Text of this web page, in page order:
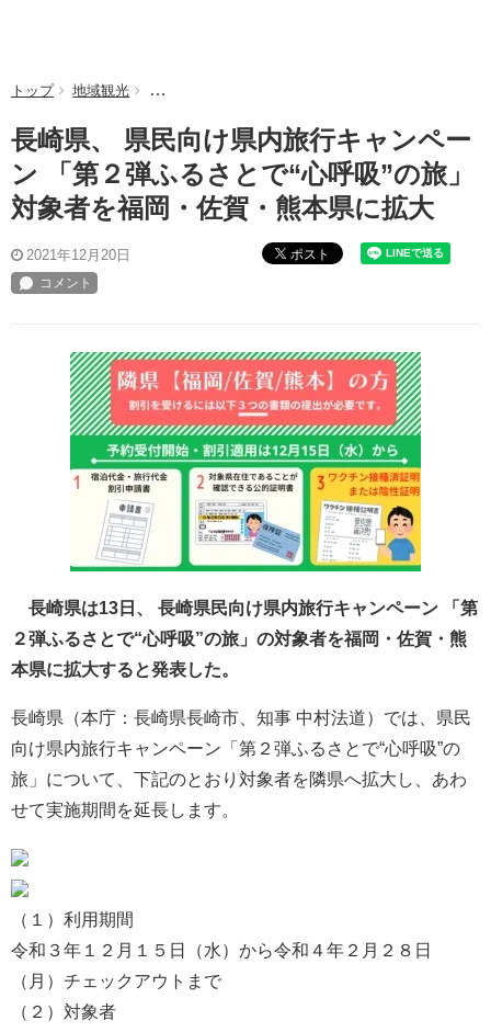
トップ 地域観光 長崎県、 県民向け県内旅行キャンペーン 「第２弾
長崎県、 県民向け県内旅行キャンペー
ン 「第２弾ふるさとで“心呼吸”の旅」
対象者を福岡・佐賀・熊本県に拡大
2021年12月20日 ポスト
長崎県は13日、 長崎県民向け県内旅行キャンペーン 「第
２弾ふるさとで“心呼吸”の旅」の対象者を福岡・佐賀・熊
本県に拡大すると発表した。
長崎県（本庁：長崎県長崎市、知事 中村法道）では、県民
向け県内旅行キャンペーン「第２弾ふるさとで“心呼吸”の
旅」について、下記のとおり対象者を隣県へ拡大し、あわ
せて実施期間を延長します。
（１）利用期間
令和３年１２月１５日（水）から令和４年２月２８日
（月）チェックアウトまで
（２）対象者